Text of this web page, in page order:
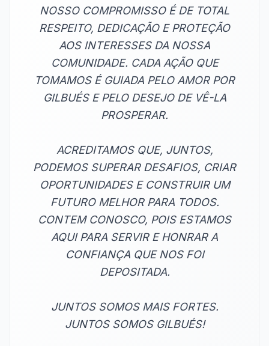
NOSSO COMPROMISSO É DE TOTAL
RESPEITO, DEDICAÇÃO E PROTEÇÃO
AOS INTERESSES DA NOSSA
COMUNIDADE. CADA AÇÃO QUE
TOMAMOS É GUIADA PELO AMOR POR
GILBUÉS E PELO DESEJO DE VÊ-LA
PROSPERAR.
ACREDITAMOS QUE, JUNTOS,
PODEMOS SUPERAR DESAFIOS, CRIAR
OPORTUNIDADES E CONSTRUIR UM
FUTURO MELHOR PARA TODOS.
CONTEM CONOSCO, POIS ESTAMOS
AQUI PARA SERVIR E HONRAR A
CONFIANÇA QUE NOS FOI
DEPOSITADA.
JUNTOS SOMOS MAIS FORTES.
JUNTOS SOMOS GILBUÉS!